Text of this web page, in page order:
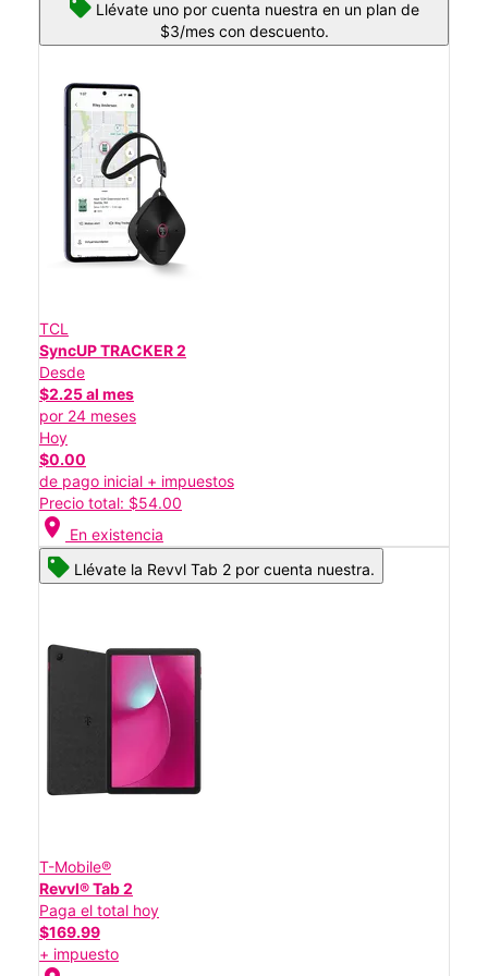
Llévate uno por cuenta nuestra en un plan de
$3/mes con descuento.
TCL
SyncUP TRACKER 2
Desde
$2.25 al mes
por 24 meses
Hoy
$0.00
de pago inicial + impuestos
Precio total: $54.00
location_on En existencia
Llévate la Revvl Tab 2 por cuenta nuestra.
T-Mobile®
Revvl® Tab 2
Paga el total hoy
$169.99
+ impuesto